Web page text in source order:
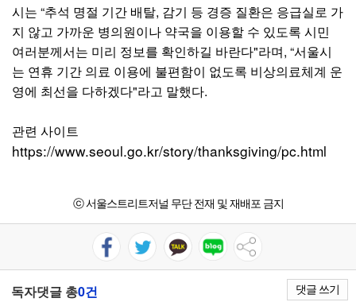
시는 “추석 명절 기간 배탈, 감기 등 경증 질환은 응급실로 가
지 않고 가까운 병의원이나 약국을 이용할 수 있도록 시민
여러분께서는 미리 정보를 확인하길 바란다"라며, “서울시
는 연휴 기간 의료 이용에 불편함이 없도록 비상의료체계 운
영에 최선을 다하겠다"라고 말했다.
관련 사이트
https://www.seoul.go.kr/story/thanksgiving/pc.html
ⓒ 서울스트리트저널 무단 전재 및 재배포 금지
독자댓글 총0건 댓글 쓰기